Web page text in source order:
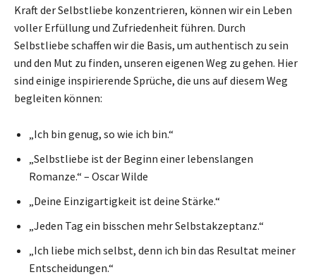
Kraft der Selbstliebe konzentrieren, können wir ein Leben
voller Erfüllung und Zufriedenheit führen. Durch
Selbstliebe schaffen wir die Basis, um authentisch zu sein
und den Mut zu finden, unseren eigenen Weg zu gehen. Hier
sind einige inspirierende Sprüche, die uns auf diesem Weg
begleiten können:
„Ich bin genug, so wie ich bin.“
„Selbstliebe ist der Beginn einer lebenslangen
Romanze.“ – Oscar Wilde
„Deine Einzigartigkeit ist deine Stärke.“
„Jeden Tag ein bisschen mehr Selbstakzeptanz.“
„Ich liebe mich selbst, denn ich bin das Resultat meiner
Entscheidungen.“